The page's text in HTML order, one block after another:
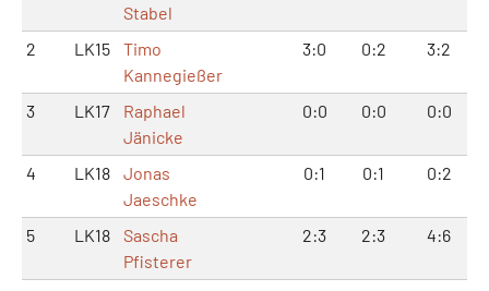
Stabel
2 LK15
Timo
Kannegießer
3:0 0:2 3:2
3 LK17
Raphael
Jänicke
0:0 0:0 0:0
4 LK18
Jonas
Jaeschke
0:1 0:1 0:2
5 LK18
Sascha
Pfisterer
2:3 2:3 4:6